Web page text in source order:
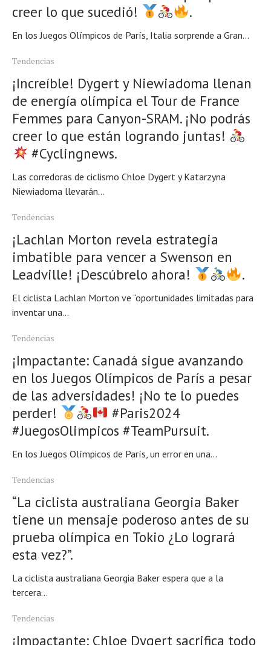
creer lo que sucedió!
.
En los Juegos Olímpicos de París, Italia sorprende a Gran...
Tendencias
¡Increíble! Dygert y Niewiadoma llenan
de energía olímpica el Tour de France
Femmes para Canyon-SRAM. ¡No podrás
creer lo que están logrando juntas!
#Cyclingnews.
Las corredoras de ciclismo Chloe Dygert y Katarzyna
Niewiadoma llevarán...
Tendencias
¡Lachlan Morton revela estrategia
imbatible para vencer a Swenson en
Leadville! ¡Descúbrelo ahora!
.
El ciclista Lachlan Morton ve “oportunidades limitadas para
inventar una...
Tendencias
¡Impactante: Canadá sigue avanzando
en los Juegos Olímpicos de París a pesar
de las adversidades! ¡No te lo puedes
perder!
#Paris2024
#JuegosOlimpicos #TeamPursuit.
En los Juegos Olímpicos de París, un error en una...
Tendencias
“La ciclista australiana Georgia Baker
tiene un mensaje poderoso antes de su
prueba olímpica en Tokio ¿Lo logrará
esta vez?”.
La ciclista australiana Georgia Baker espera que a la
tercera...
Tendencias
¡Impactante: Chloe Dygert sacrifica todo